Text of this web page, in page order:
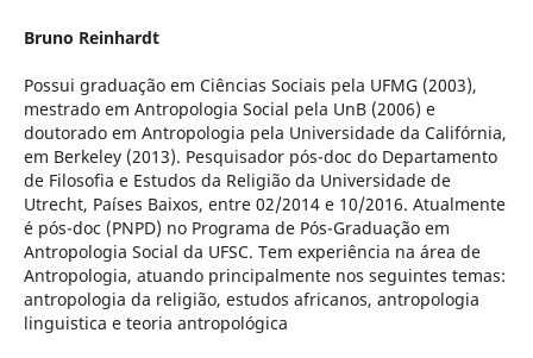
Bruno Reinhardt
Possui graduação em Ciências Sociais pela UFMG (2003),
mestrado em Antropologia Social pela UnB (2006) e
doutorado em Antropologia pela Universidade da Califórnia,
em Berkeley (2013). Pesquisador pós-doc do Departamento
de Filosofia e Estudos da Religião da Universidade de
Utrecht, Países Baixos, entre 02/2014 e 10/2016. Atualmente
é pós-doc (PNPD) no Programa de Pós-Graduação em
Antropologia Social da UFSC. Tem experiência na área de
Antropologia, atuando principalmente nos seguintes temas:
antropologia da religião, estudos africanos, antropologia
linguistica e teoria antropológica